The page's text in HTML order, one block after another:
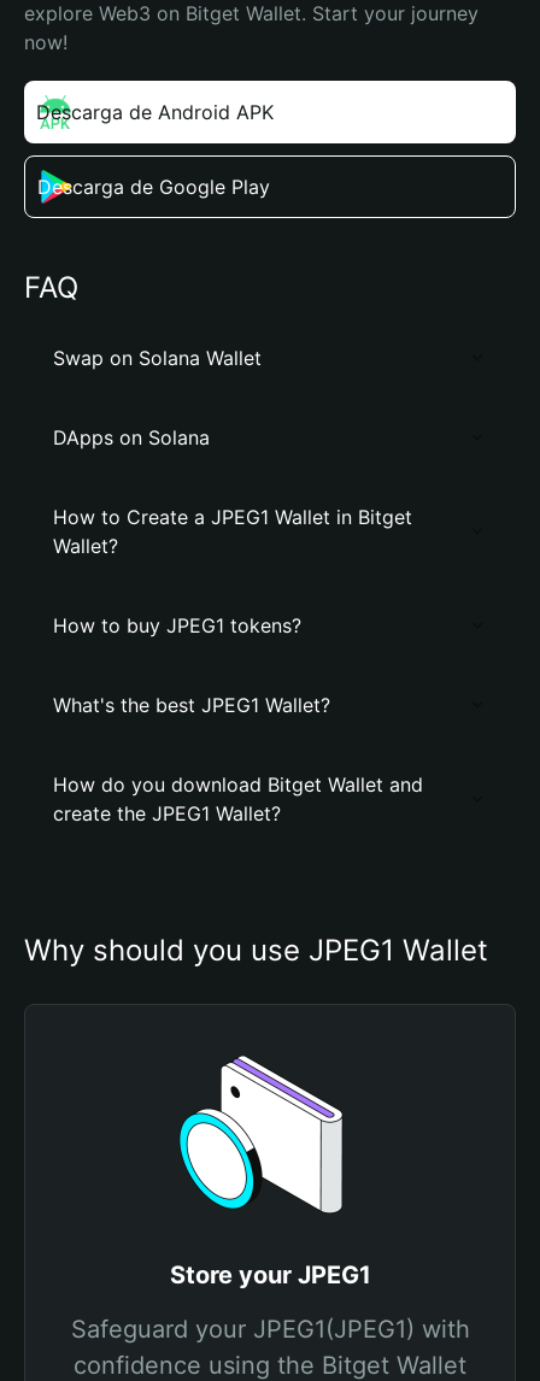
explore Web3 on Bitget Wallet. Start your journey
now!
Descarga de Android APK
Descarga de Google Play
FAQ
Swap on Solana Wallet
DApps on Solana
How to Create a JPEG1 Wallet in Bitget
Wallet?
How to buy JPEG1 tokens?
What's the best JPEG1 Wallet?
How do you download Bitget Wallet and
create the JPEG1 Wallet?
Why should you use JPEG1 Wallet
Store your JPEG1
Safeguard your JPEG1(JPEG1) with
confidence using the Bitget Wallet